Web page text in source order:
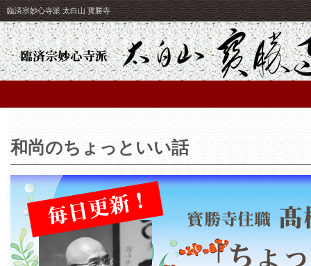
臨済宗妙心寺派 太白山 寳勝寺
和尚のちょっといい話